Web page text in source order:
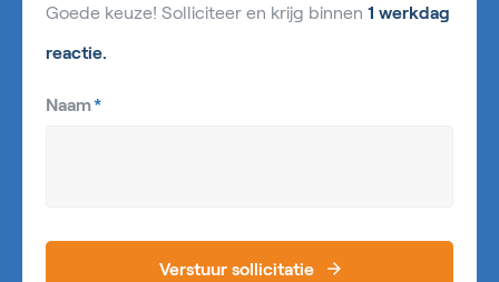
Goede keuze! Solliciteer en krijg binnen 1 werkdag
reactie.
Naam*
Verstuur sollicitatie